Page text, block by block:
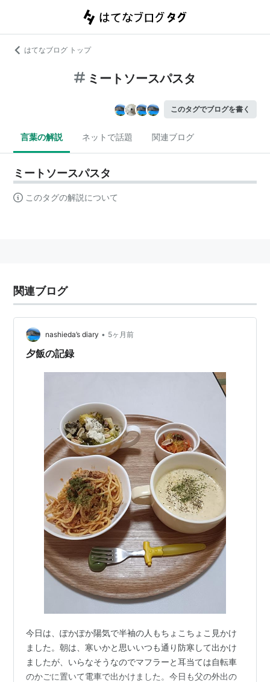
はてなブログ トップ
ミートソースパスタ
このタグでブログを書く
言葉の解説 ネットで話題 関連ブログ
ミートソースパスタ
このタグの解説について
関連ブログ
nashieda’s diary • 5ヶ月前
夕飯の記録
今日は、ぽかぽか陽気で半袖の人もちょこちょこ見かけ
ました。朝は、寒いかと思いいつも通り防寒して出かけ
ましたが、いらなそうなのでマフラーと耳当ては自転車
のかごに置いて電車で出かけました。今日も父の外出の